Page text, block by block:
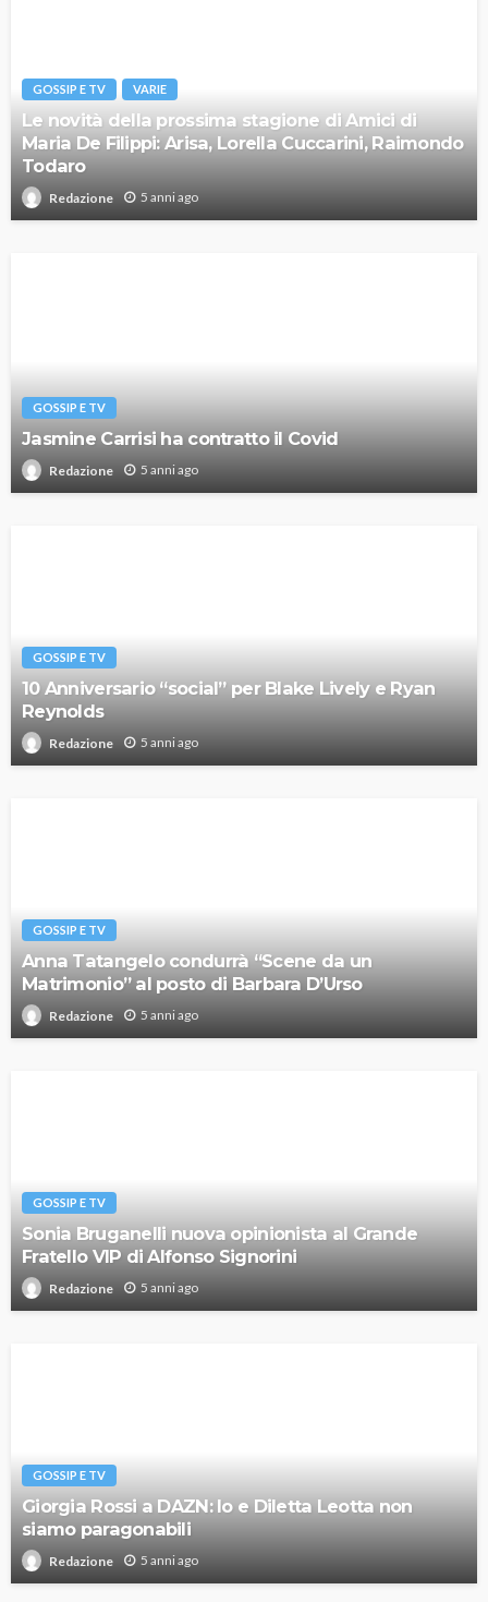
GOSSIP E TV VARIE
Le novità della prossima stagione di Amici di
Maria De Filippi: Arisa, Lorella Cuccarini, Raimondo
Todaro
Redazione 5 anni ago
GOSSIP E TV
Jasmine Carrisi ha contratto il Covid
Redazione 5 anni ago
GOSSIP E TV
10 Anniversario “social” per Blake Lively e Ryan
Reynolds
Redazione 5 anni ago
GOSSIP E TV
Anna Tatangelo condurrà “Scene da un
Matrimonio” al posto di Barbara D’Urso
Redazione 5 anni ago
GOSSIP E TV
Sonia Bruganelli nuova opinionista al Grande
Fratello VIP di Alfonso Signorini
Redazione 5 anni ago
GOSSIP E TV
Giorgia Rossi a DAZN: Io e Diletta Leotta non
siamo paragonabili
Redazione 5 anni ago